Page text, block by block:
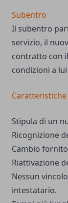
Subentro
Il subentro
servizio, il
contratto con
condizioni a
Stipula di un
Ricognizione
Cambio
Riattivazione
Nessun
intestatario.